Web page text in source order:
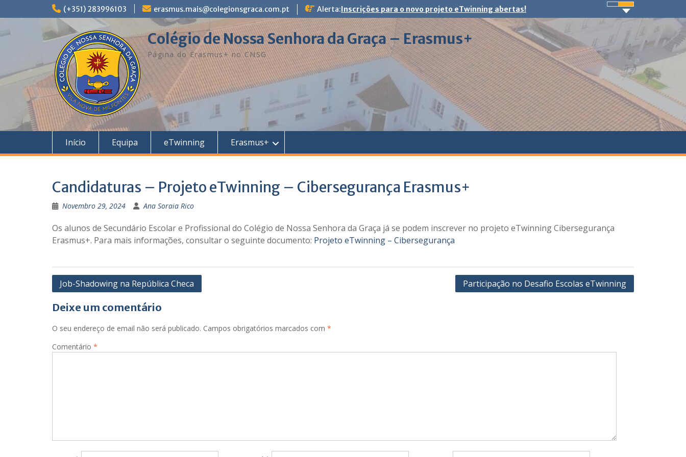
to
(+351) 283996103 erasmus.mais@colegionsgraca.com.pt Alerta:Inscrições para o novo projeto eTwinning abertas!
Colégio de Nossa Senhora da Graça – Erasmus+
Página do Erasmus+ no CNSG
Início Equipa eTwinning Erasmus+
Candidaturas – Projeto eTwinning – Cibersegurança Erasmus+
Novembro 29, 2024 Ana Soraia Rico
Os alunos de Secundário Escolar e Profissional do Colégio de Nossa Senhora da Graça já se podem inscrever no projeto eTwinning Cibersegurança
Erasmus+. Para mais informações, consultar o seguinte documento: Projeto eTwinning – Cibersegurança
Navegação
artigos
Job-Shadowing na República Checa Participação no Desafio Escolas eTwinning
Deixe um comentário
O seu endereço de email não será publicado. Campos obrigatórios marcados com *
Comentário *